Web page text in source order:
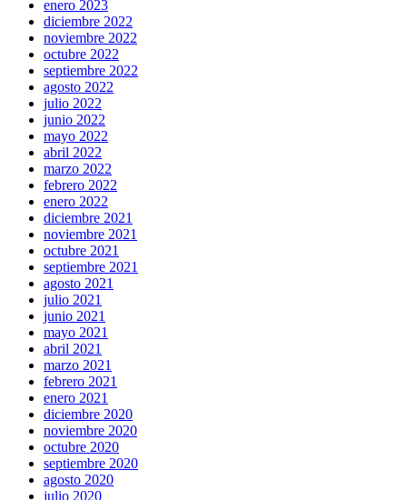
enero 2023
diciembre 2022
noviembre 2022
octubre 2022
septiembre 2022
agosto 2022
julio 2022
junio 2022
mayo 2022
abril 2022
marzo 2022
febrero 2022
enero 2022
diciembre 2021
noviembre 2021
octubre 2021
septiembre 2021
agosto 2021
julio 2021
junio 2021
mayo 2021
abril 2021
marzo 2021
febrero 2021
enero 2021
diciembre 2020
noviembre 2020
octubre 2020
septiembre 2020
agosto 2020
julio 2020